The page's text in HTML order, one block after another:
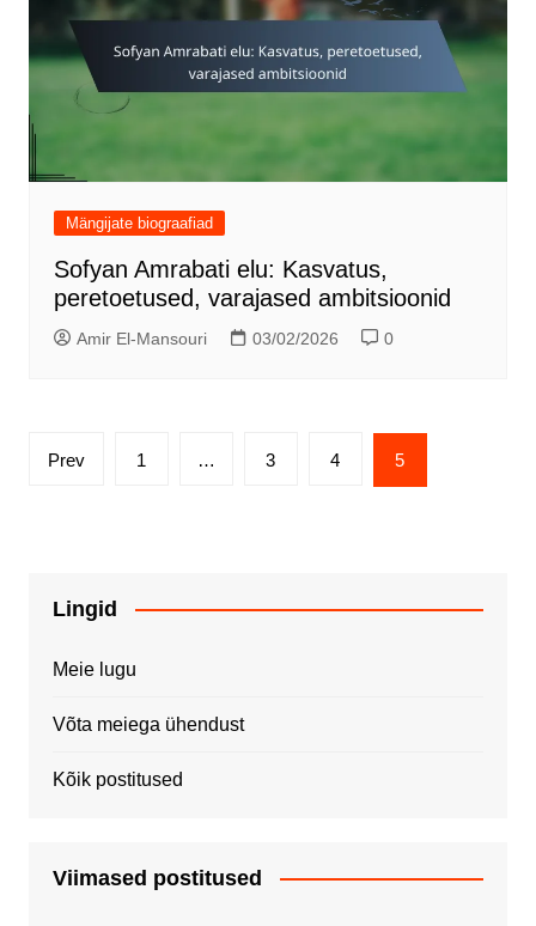
Mängijate biograafiad
Sofyan Amrabati elu: Kasvatus,
peretoetused, varajased ambitsioonid
Amir El-Mansouri 03/02/2026 0
Posts
Prev 1 … 3 4 5
Lingid
Meie lugu
Võta meiega ühendust
Kõik postitused
Viimased postitused